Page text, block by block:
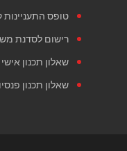
טופס
רישום לסדנת
שאלון תכנון
שאלון תכנון